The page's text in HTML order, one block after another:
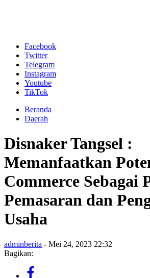
Facebook
Twitter
Telegram
Instagram
Youtube
TikTok
Beranda
Daerah
Disnaker Tangsel :
Memanfaatkan
Commerce Sebagai
Pemasaran dan
Usaha
adminberita - Mei 24, 2023 22:32
Bagikan: